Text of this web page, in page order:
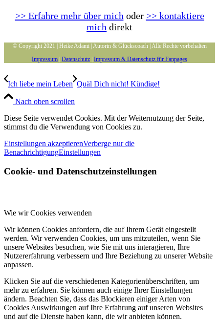
>> Erfahre mehr über mich oder >> kontaktiere
mich direkt
© Copyright 2021 | Heike Adami | Autorin & Glückscoach | Alle Rechte vorbehalten
Impressum Datenschutz Impressum & Datenschutz für Fanpages
Ich liebe mein Leben Quäl Dich nicht! Kündige!
Nach oben scrollen
Diese Seite verwendet Cookies. Mit der Weiternutzung der Seite,
stimmst du die Verwendung von Cookies zu.
Einstellungen akzeptierenVerberge nur die
BenachrichtigungEinstellungen
Cookie- und Datenschutzeinstellungen
Wie wir Cookies verwenden
Wir können Cookies anfordern, die auf Ihrem Gerät eingestellt
werden. Wir verwenden Cookies, um uns mitzuteilen, wenn Sie
unsere Websites besuchen, wie Sie mit uns interagieren, Ihre
Nutzererfahrung verbessern und Ihre Beziehung zu unserer Website
anpassen.
Klicken Sie auf die verschiedenen Kategorienüberschriften, um
mehr zu erfahren. Sie können auch einige Ihrer Einstellungen
ändern. Beachten Sie, dass das Blockieren einiger Arten von
Cookies Auswirkungen auf Ihre Erfahrung auf unseren Websites
und auf die Dienste haben kann, die wir anbieten können.